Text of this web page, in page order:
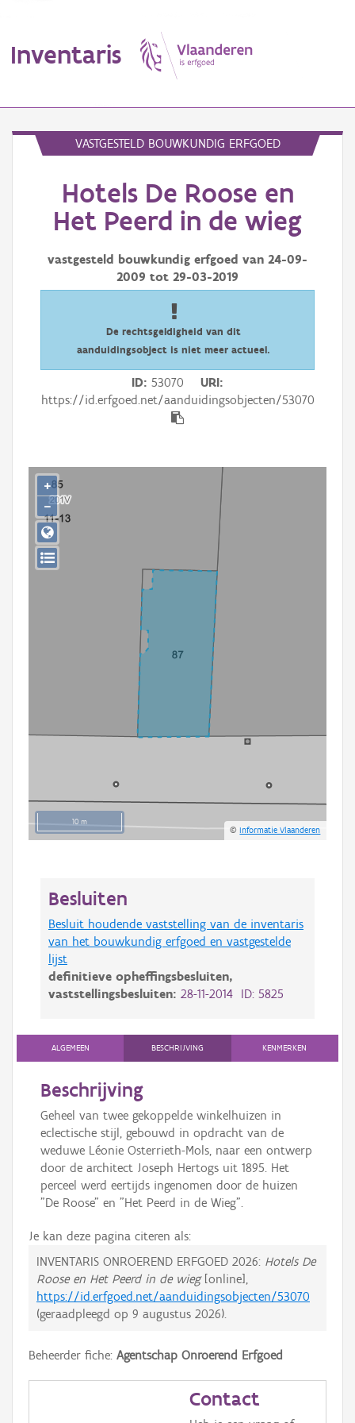
Inventaris
Erfgoedobject
Aanduidingsobject
Waarneming
Downloads
Aanmelden
VASTGESTELD BOUWKUNDIG ERFGOED
Hotels De Roose en
Het Peerd in de wieg
vastgesteld bouwkundig erfgoed van 24-09-
2009 tot 29-03-2019
De rechtsgeldigheid van dit
aanduidingsobject is niet meer actueel.
ID 53070
URI
https://id.erfgoed.net/aanduidingsobjecten/53070
10 m
©Informatie Vlaanderen
+
−
Besluiten
Besluit houdende vaststelling van de inventaris
van het bouwkundig erfgoed en vastgestelde
lijst
definitieve opheffingsbesluiten,
vaststellingsbesluiten: 28-11-2014 ID: 5825
ALGEMEEN BESCHRIJVING KENMERKEN
Beschrijving
Geheel van twee gekoppelde winkelhuizen in
eclectische stijl, gebouwd in opdracht van de
weduwe Léonie Osterrieth-Mols, naar een ontwerp
door de architect Joseph Hertogs uit 1895. Het
perceel werd eertijds ingenomen door de huizen
"De Roose" en "Het Peerd in de Wieg".
Je kan deze pagina citeren als:
INVENTARIS ONROEREND ERFGOED 2026: Hotels De
Roose en Het Peerd in de wieg[online],
https://id.erfgoed.net/aanduidingsobjecten/53070
(geraadpleegd op 9 augustus 2026).
Beheerder fiche: Agentschap Onroerend Erfgoed
Contact